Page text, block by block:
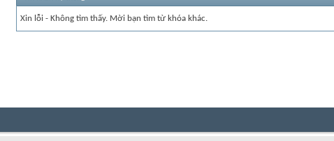
Xin lỗi - Không tìm thấy. Mời bạn tìm từ khóa khác.